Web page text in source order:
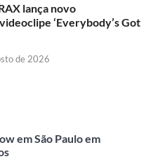
lança novo
‘Everybody’s Got
de 2026
em São Paulo em